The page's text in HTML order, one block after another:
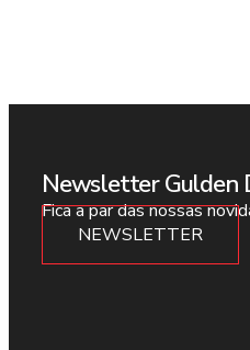
Newsletter Gulden
Fica a par das nossas
NEWSLETTER